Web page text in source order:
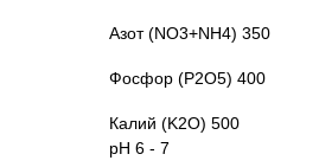
Азот (NO3+NH4) 350
Фосфор (P2O5) 400
Калий (K2O) 500
pH 6 - 7